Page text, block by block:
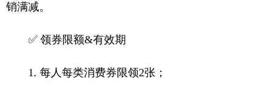
销满减。
✅ 领券限额&有效期
1. 每人每类消费券限领2张；